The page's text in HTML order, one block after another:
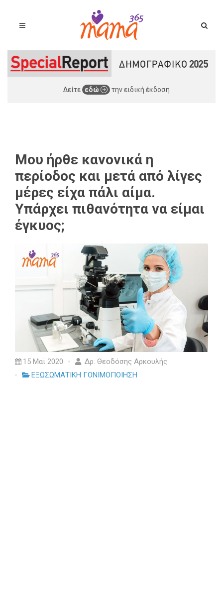
Δείτε εδώ την ειδική έκδοση
Μου ήρθε κανονικά η
περίοδος και μετά από λίγες
μέρες είχα πάλι αίμα.
Υπάρχει πιθανότητα να είμαι
έγκυος;
15 Μαϊ 2020
Δρ. Θεοδόσης Αρκουλής
ΕΞΩΣΩΜΑΤΙΚΗ ΓΟΝΙΜΟΠΟΙΗΣΗ